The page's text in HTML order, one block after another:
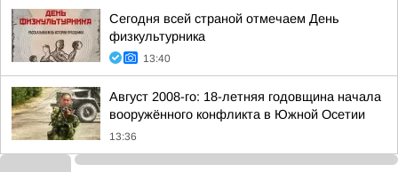
Сегодня всей страной отмечаем День
физкультурника
13:40
Август 2008-го: 18-летняя годовщина начала
вооружённого конфликта в Южной Осетии
13:36